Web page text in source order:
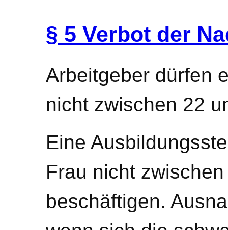
§ 5 Verbot der
Arbeitgeber dürfen
nicht zwischen 22
Eine
Frau nicht
beschäftigen.